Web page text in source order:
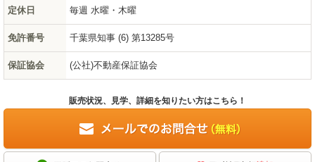
定休日 毎週 水曜・木曜
免許番号 千葉県知事 (6) 第13285号
保証協会 (公社)不動産保証協会
販売状況、見学、詳細を知りたい方はこちら！